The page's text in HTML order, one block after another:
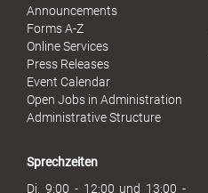
u
Announcements
Forms A-Z
Online Services
Press Releases
Event Calendar
Open Jobs in Administration
Administrative Structure
Sprechzeiten
Di. 9:00 - 12:00 und 13:00 -